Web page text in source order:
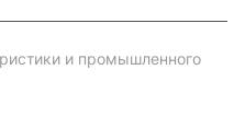
и промышленного